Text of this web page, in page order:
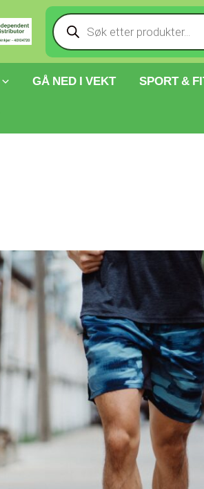
Products
search
GÅ NED I VEKT SPORT &